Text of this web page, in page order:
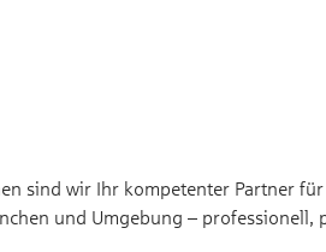
sind wir Ihr kompetenter Partner
und Umgebung – professionell,